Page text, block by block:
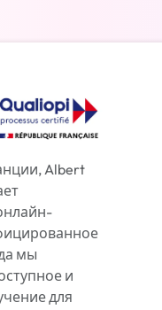
Albert
мы
и
для